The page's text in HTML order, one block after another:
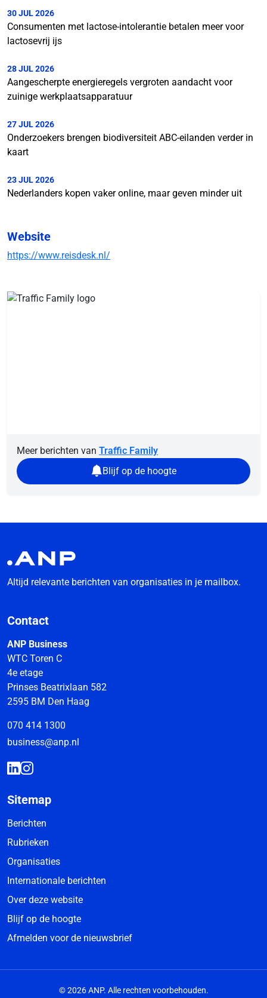
30 JUL 2026
Consumenten met lactose-intolerantie betalen meer voor
lactosevrij ijs
28 JUL 2026
Aangescherpte energieregels vergroten aandacht voor
zuinige werkplaatsapparatuur
27 JUL 2026
Onderzoekers brengen biodiversiteit ABC-eilanden verder in
kaart
23 JUL 2026
Nederlanders kopen vaker online, maar geven minder uit
Website
https://www.reisdesk.nl/
Meer berichten van Traffic Family
Blijf op de hoogte
Altijd relevante berichten van organisaties in je mailbox.
Contact
ANP Business
WTC Toren C
4e etage
Prinses Beatrixlaan 582
2595 BM Den Haag
070 414 1300
business@anp.nl
Sitemap
Berichten
Rubrieken
Organisaties
Internationale berichten
Over deze website
Blijf op de hoogte
Afmelden voor de nieuwsbrief
© 2026 ANP. Alle rechten voorbehouden.